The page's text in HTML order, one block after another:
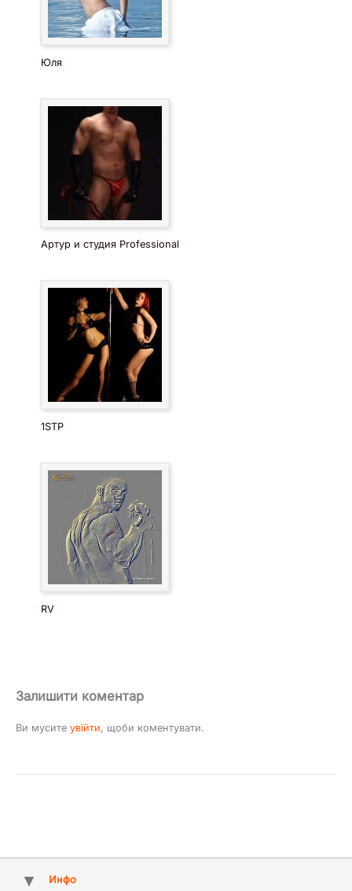
Юля
Артур и студия Professional
1STP
RV
Залишити коментар
Ви мусите увійти, щоби коментувати.
Инфо